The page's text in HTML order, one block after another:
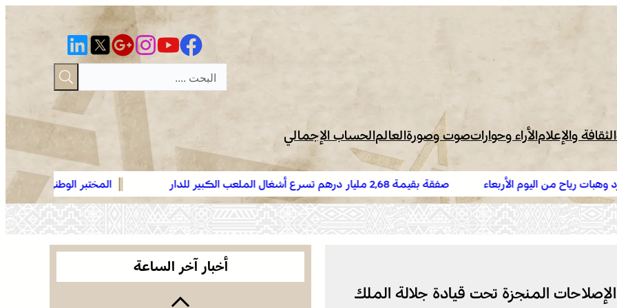
الثقافة والإعلامالأراء وحواراتصوت وصورةالعالمالحساب الإجمالي
الأربعاء
صفقة بقيمة 2,68 مليار درهم تسرع أشغال الملعب الكبير للدار
البيضاء
المختبر الوطني للشرطة العلمية
الوطني، يحصل على شهادة الاعتماد
“ISO/CEI 17025”
المنجزة تحت قيادة جلالة الملك
أخبار آخر الساعة
عمان .. الاجتماع الوزاري لدعم القدس وأماكنها
المقدسة يؤكد على أهمية دور لجنة القدس بقيادة
جلالة الملك ويدعم جهود اللجنة ووكالة بيت مال
القدس الشريف
من اليوم الأربعاء إلى الجمعة بعدد من مناطق
المملكة (نشرة إنذارية)
صفقة بقيمة 2,68 مليار درهم تسرع أشغال الملعب